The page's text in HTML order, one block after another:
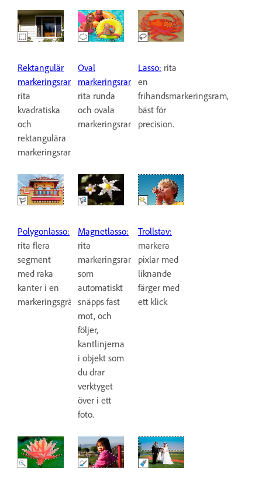
Rektangulär
markeringsram:
rita
kvadratiska
och
rektangulära
markeringsramar.
Oval
markeringsram:
rita runda
och ovala
markeringsramar.
Lasso: rita
en
frihandsmarkeringsram,
bäst för
precision.
Polygonlasso:
rita flera
segment
med raka
kanter i en
markeringsgräns.
Magnetlasso:
rita
markeringsram
som
automatiskt
snäpps fast
mot, och
följer,
kantlinjerna
i objekt som
du drar
verktyget
över i ett
foto.
Trollstav:
markera
pixlar med
liknande
färger med
ett klick